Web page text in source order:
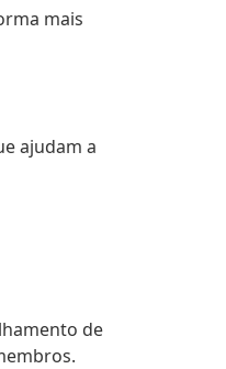
mais
ajudam a
de